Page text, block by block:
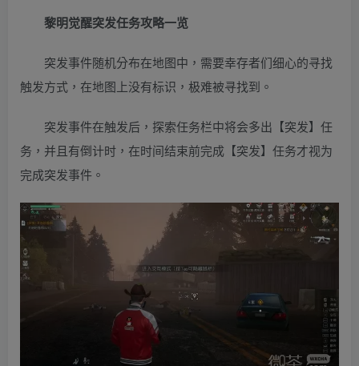
黎明觉醒突发任务攻略一览
突发事件随机分布在地图中，需要幸存者们细心的寻找
触发方式，在地图上没有标识，极难被寻找到。
突发事件在触发后，探索任务栏中将会多出【突发】任
务，并且有倒计时，在时间结束前完成【突发】任务才视为
完成突发事件。